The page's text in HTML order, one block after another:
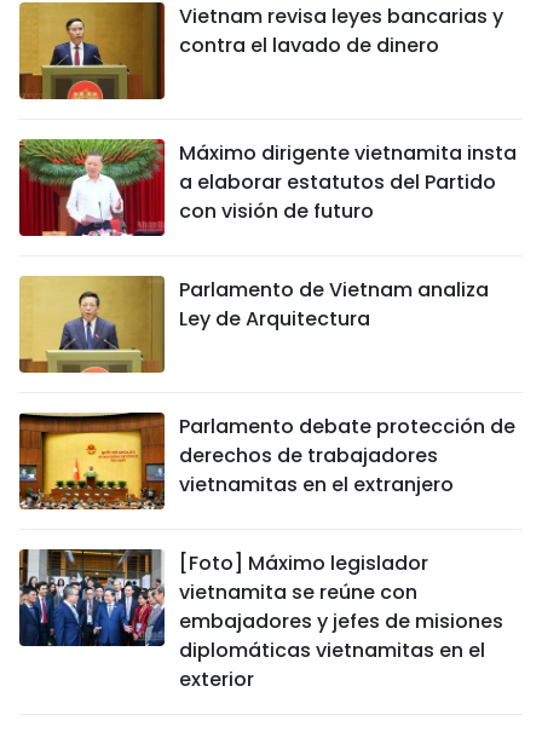
Vietnam revisa leyes bancarias y
contra el lavado de dinero
Máximo dirigente vietnamita insta
a elaborar estatutos del Partido
con visión de futuro
Parlamento de Vietnam analiza
Ley de Arquitectura
Parlamento debate protección de
derechos de trabajadores
vietnamitas en el extranjero
[Foto] Máximo legislador
vietnamita se reúne con
embajadores y jefes de misiones
diplomáticas vietnamitas en el
exterior